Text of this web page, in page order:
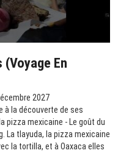
(Voyage En
2027
à la découverte de ses
pizza mexicaine - Le goût du
La tlayuda, la pizza mexicaine
la tortilla, et à Oaxaca elles